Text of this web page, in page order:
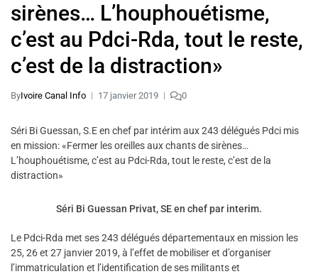
sirènes… L’houphouétisme,
c’est au Pdci-Rda, tout le reste,
c’est de la distraction»
ByIvoire Canal Info 17 janvier 2019 0
Séri Bi Guessan, S.E en chef par intérim aux 243 délégués Pdci mis
en mission: «Fermer les oreilles aux chants de sirènes…
L’houphouétisme, c’est au Pdci-Rda, tout le reste, c’est de la
distraction»
Séri Bi Guessan Privat, SE en chef par interim.
Le Pdci-Rda met ses 243 délégués départementaux en mission les
25, 26 et 27 janvier 2019, à l’effet de mobiliser et d’organiser
l’immatriculation et l’identification de ses militants et